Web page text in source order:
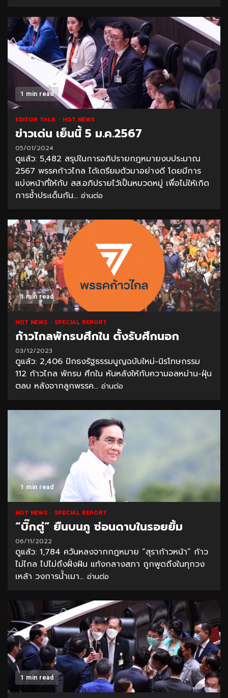
1 min read
EDITOR TALK HOT NEWS
ข่าวเด่น เย็นนี้ 5 ม.ค.2567
05/01/2024
ดูแล้ว: 5,482 สรุปในการอภิปรายกฎหมายงบประมาณ
2567 พรรคก้าวไกล ได้เตรียมตัวมาอย่างดี โดยมีการ
แบ่งหน้าที่ให้กับ สส.อภิปรายไว้เป็นหมวดหมู่ เพื่อไม่ให้เกิด
การซ้ำประเด็นกัน... อ่านต่อ
1 min read
HOT NEWS SPECIAL REPORT
ก้าวไกลพักรบศึกใน ตั้งรับศึกนอก
03/12/2023
ดูแล้ว: 2,406 ปักธงรัฐธรรมนูญฉบับใหม่-นิรโทษกรรม
112 ก้าวไกล พักรบ ศึกใน หันหลังให้กับความอลหม่าน-ฝุ่น
ตลบ หลังจากลูกพรรค... อ่านต่อ
1 min read
HOT NEWS SPECIAL REPORT
“บิ๊กตู่” ยืนบนภู ซ่อนดาบในรอยยิ้ม
06/11/2022
ดูแล้ว: 1,784 ควันหลงจากกฎหมาย “สุราก้าวหน้า” ก้าว
ไม่ไกล ไปไม่ถึงฝั่งฝัน แท้งกลางสภา ถูกพูดถึงในทุกวง
เหล้า วงการน้ำเมา... อ่านต่อ
1 min read